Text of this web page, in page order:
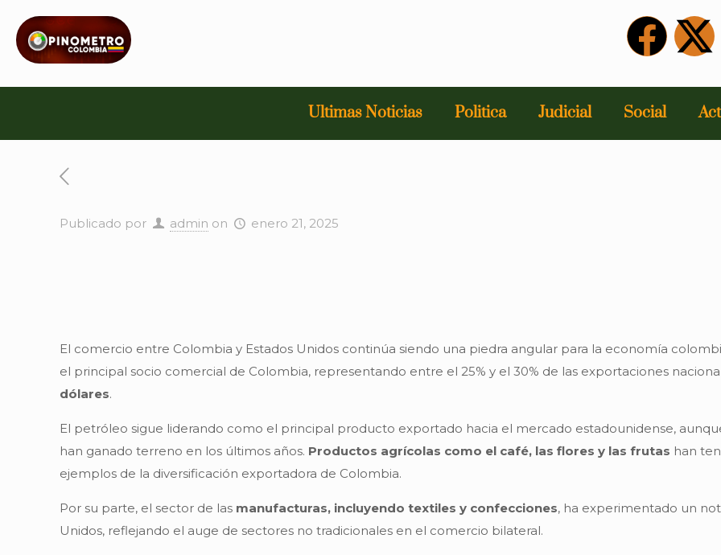
Ultimas Noticias Politica Judicial Social
Publicado por admin on enero 21, 2025
El comercio entre Colombia y Estados Unidos continúa siendo una piedra angular para la economía
el principal socio comercial de Colombia, representando entre el 25% y el 30% de las exportaciones
dólares.
El petróleo sigue liderando como el principal producto exportado hacia el mercado estadounidense,
han ganado terreno en los últimos años. Productos agrícolas como el café, las flores y las frutas han
ejemplos de la diversificación exportadora de Colombia.
Por su parte, el sector de las manufacturas, incluyendo textiles y confecciones, ha experimentado un
Unidos, reflejando el auge de sectores no tradicionales en el comercio bilateral.